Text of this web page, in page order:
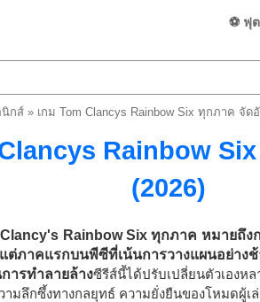
⚽ ฟุ
นิกส์» เกม Tom Clancys Rainbow Six ทุกภาค จัด
Rainbow
(2026)
Rainbow Six ทุกภาค หมายถึ
ภาคแรกบนพีซีที่เน้นการวางแผนอย่าง
ารทำลายล้างซีรีส์นี้ได้ปรับเปลี่ยนตัวเอง
ามลึกซึ้งทางกลยุทธ์ ความยั่งยืนของโหมดผู้